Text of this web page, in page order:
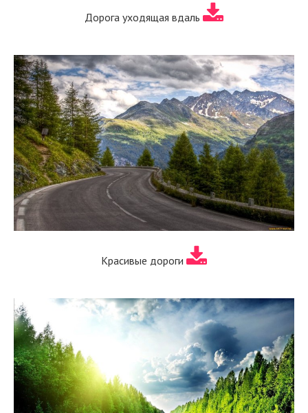
Дорога уходящая вдаль
Красивые дороги